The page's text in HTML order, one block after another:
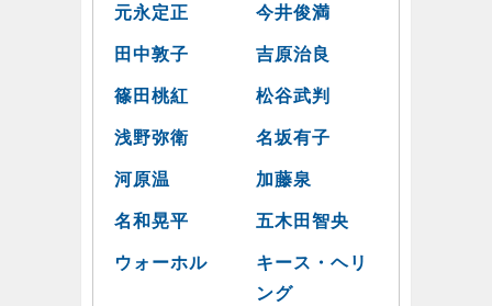
元永定正 今井俊満
田中敦子 吉原治良
篠田桃紅 松谷武判
浅野弥衛 名坂有子
河原温 加藤泉
名和晃平 五木田智央
ウォーホル
キース・ヘリ
ング